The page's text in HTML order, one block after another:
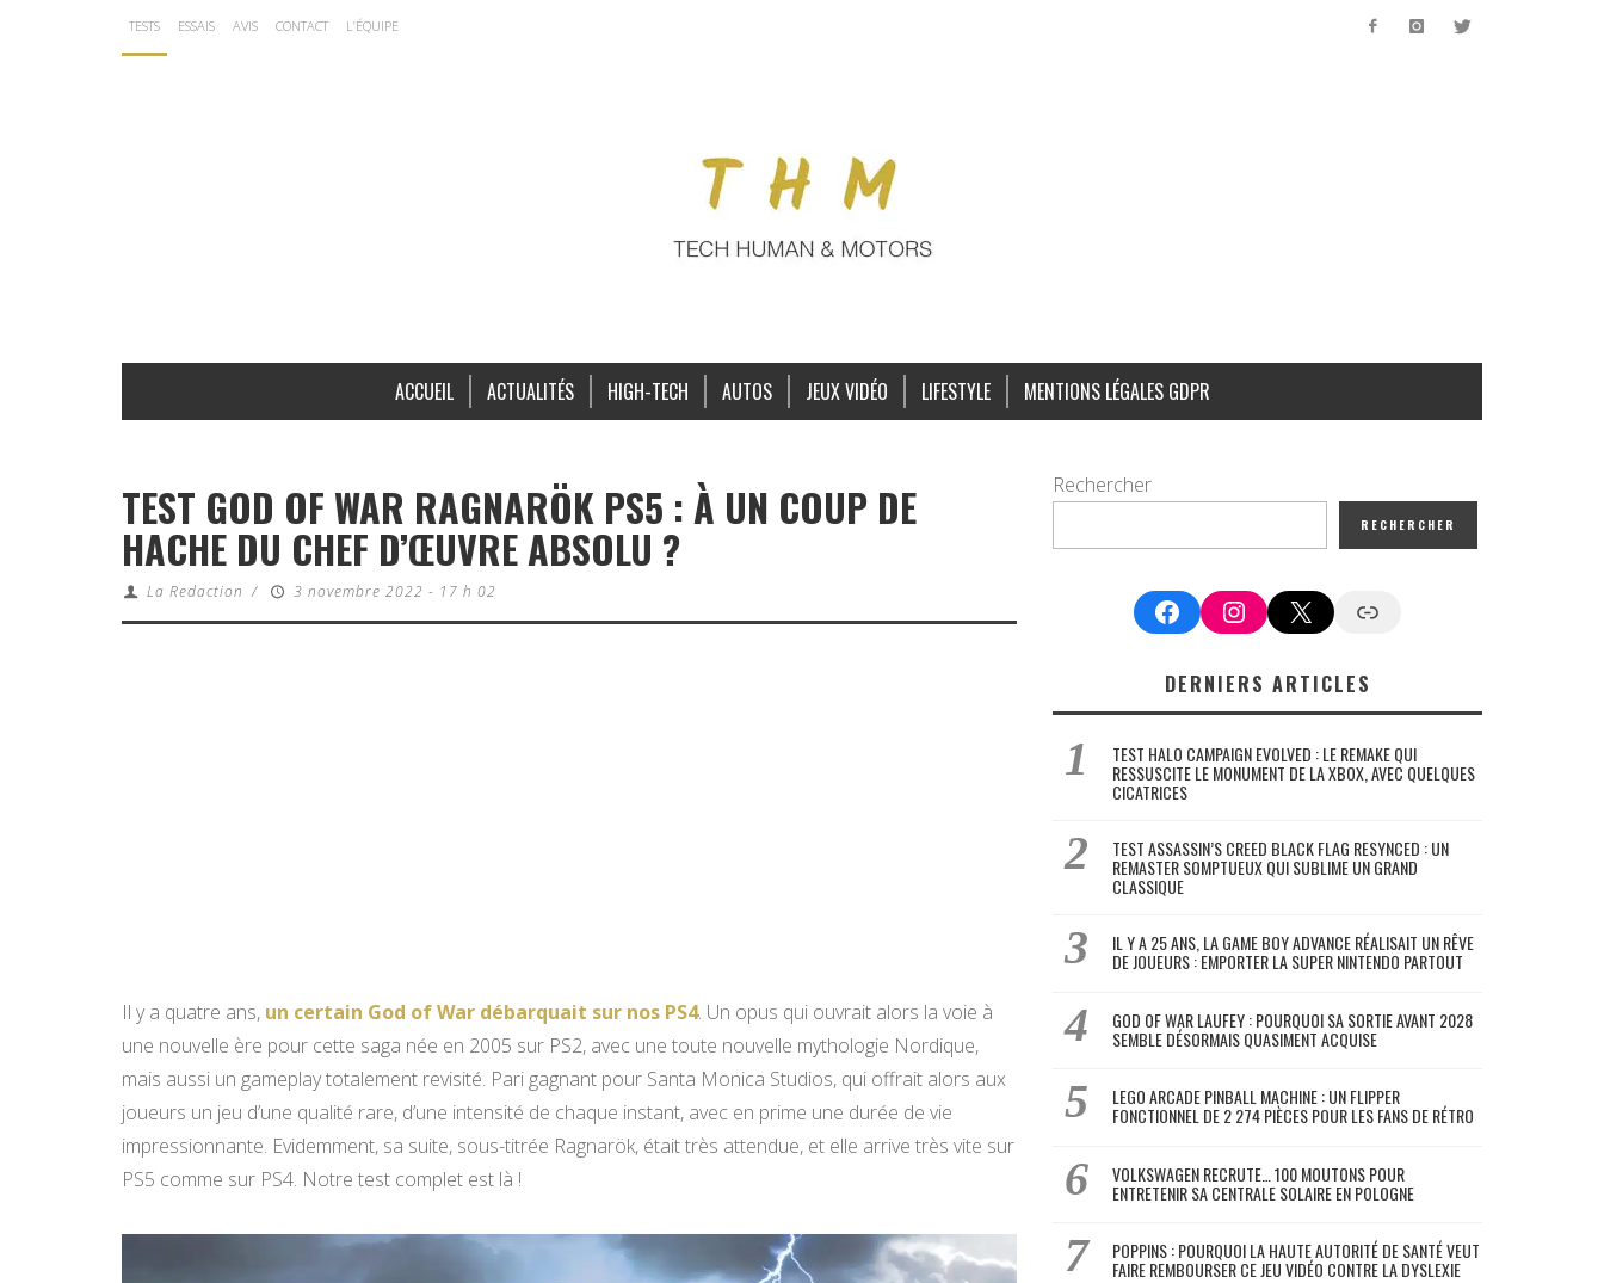
TESTS ESSAIS AVIS CONTACT L’ÉQUIPE
ACCUEIL ACTUALITÉS HIGH-TECH AUTOS JEUX VIDÉO LIFESTYLE MENTIONS LÉGALES GDPR
TEST GOD OF WAR RAGNARÖK PS5 : À UN COUP DE
HACHE DU CHEF D’ŒUVRE ABSOLU ?
La Redaction / 3 novembre 2022 - 17 h 02
Il y a quatre ans, un certain God of War débarquait sur nos PS4. Un opus qui ouvrait alors la voie à
une nouvelle ère pour cette saga née en 2005 sur PS2, avec une toute nouvelle mythologie Nordique,
mais aussi un gameplay totalement revisité. Pari gagnant pour Santa Monica Studios, qui offrait alors aux
joueurs un jeu d’une qualité rare, d’une intensité de chaque instant, avec en prime une durée de vie
impressionnante. Evidemment, sa suite, sous-titrée Ragnarök, était très attendue, et elle arrive très vite sur
PS5 comme sur PS4. Notre test complet est là !
Rechercher
RECHERCHER
FacebookInstagram
X Google News
DERNIERS ARTICLES
TEST HALO CAMPAIGN EVOLVED : LE REMAKE QUI
RESSUSCITE LE MONUMENT DE LA XBOX, AVEC QUELQUES
CICATRICES
TEST ASSASSIN’S CREED BLACK FLAG RESYNCED : UN
REMASTER SOMPTUEUX QUI SUBLIME UN GRAND
CLASSIQUE
IL Y A 25 ANS, LA GAME BOY ADVANCE RÉALISAIT UN RÊVE
DE JOUEURS : EMPORTER LA SUPER NINTENDO PARTOUT
GOD OF WAR LAUFEY : POURQUOI SA SORTIE AVANT 2028
SEMBLE DÉSORMAIS QUASIMENT ACQUISE
LEGO ARCADE PINBALL MACHINE : UN FLIPPER
FONCTIONNEL DE 2 274 PIÈCES POUR LES FANS DE RÉTRO
VOLKSWAGEN RECRUTE… 100 MOUTONS POUR
ENTRETENIR SA CENTRALE SOLAIRE EN POLOGNE
POPPINS : POURQUOI LA HAUTE AUTORITÉ DE SANTÉ VEUT
FAIRE REMBOURSER CE JEU VIDÉO CONTRE LA DYSLEXIE